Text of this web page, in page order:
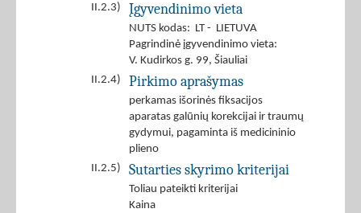
II.2.3)
Įgyvendinimo vieta
NUTS kodas: LT - LIETUVA
Pagrindinė įgyvendinimo vieta:
V. Kudirkos g. 99, Šiauliai
II.2.4)
Pirkimo aprašymas
perkamas išorinės fiksacijos
aparatas galūnių korekcijai ir traumų
gydymui, pagaminta iš medicininio
plieno
II.2.5)
Sutarties skyrimo kriterijai
Toliau pateikti kriterijai
Kaina